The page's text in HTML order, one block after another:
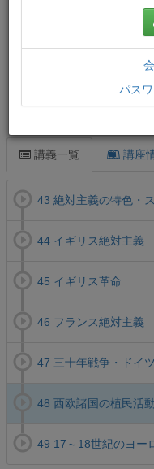
講義一覧 講座
43 絶対主義の特色・
44 イギリス絶対主義
45 イギリス革命
46 フランス絶対主義
47 三十年戦争・ドイ
48 西欧諸国の植民活動
49 17～18世紀のヨー
パス